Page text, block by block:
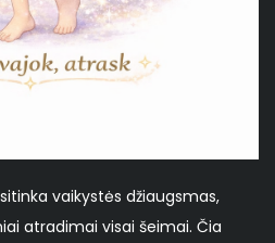
vaikystės džiaugsmas,
atradimai visai šeimai. Čia